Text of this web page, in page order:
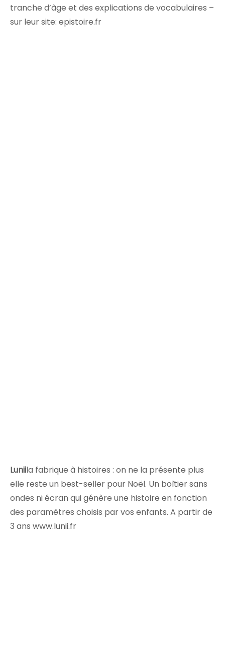
tranche d’âge et des explications de vocabulaires –
sur leur site: epistoire.fr
Luniila fabrique à histoires : on ne la présente plus
elle reste un best-seller pour Noël. Un boîtier sans
ondes ni écran qui génère une histoire en fonction
des paramètres choisis par vos enfants. A partir de
3 ans www.lunii.fr